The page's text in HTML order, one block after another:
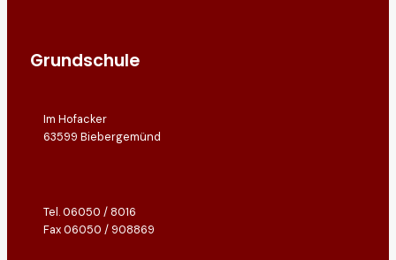
Grundschule
Im Hofacker
63599 Biebergemünd
Tel. 06050 / 8016
Fax 06050 / 908869